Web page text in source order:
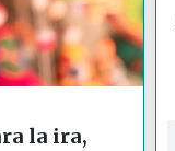
la ira,